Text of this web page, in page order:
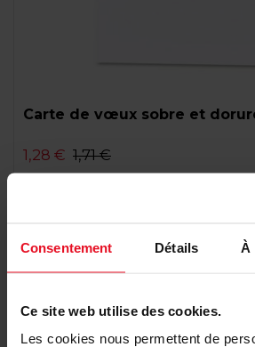
Consentement Détails À
Ce site web utilise des cookies.
Les cookies nous permettent de
Carte de vœux sobre et
1,28 € 1,71 €